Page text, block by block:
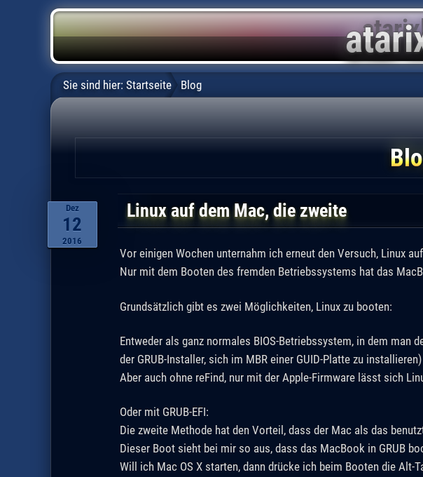
Sie sind hier: Startseite Blog
Dez
12
2016
Linux auf dem Mac, die zweite
Vor einigen Wochen unternahm ich erneut den Versuch, Linux
Nur mit dem Booten des fremden Betriebssystems hat das
Grundsätzlich gibt es zwei Möglichkeiten, Linux zu booten:
Entweder als ganz normales BIOS-Betriebssystem, in dem
der GRUB-Installer, sich im MBR einer GUID-Platte zu
Aber auch ohne reFind, nur mit der Apple-Firmware lässt sich
Oder mit GRUB-EFI:
Die zweite Methode hat den Vorteil, dass der Mac als das
Dieser Boot sieht bei mir so aus, dass das MacBook in GRUB
Will ich Mac OS X starten, dann drücke ich beim Booten die Alt-